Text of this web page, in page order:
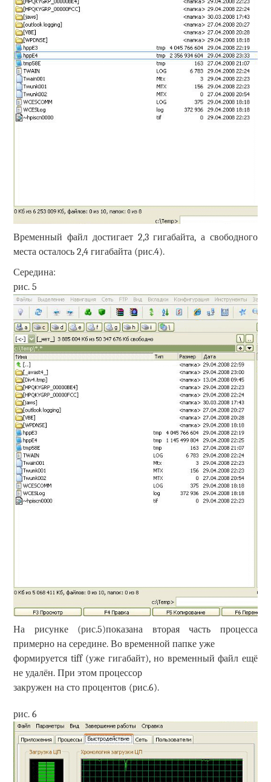
Временный файл достигает 2,3 гигабайта, а свободного
места осталось 2,4 гигабайта (рис.4).
Середина:
рис. 5
На рисунке (рис.5)показана вторая часть процесса
примерно на середине. Во временной папке уже
формируется tiff (уже гигабайт), но временный файл ещё
не удалён. При этом процессор
закружен на сто процентов (рис.6).
рис. 6